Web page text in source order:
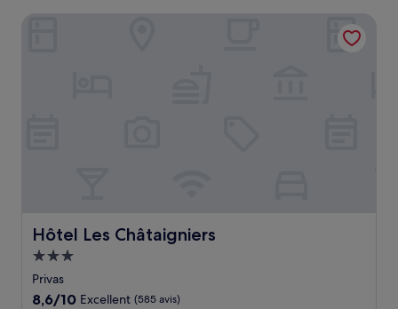
Hôtel Les Châtaigniers
Hôtel Les Châtaigniers
Hébergement
3.0 étoiles
Privas
8.6
8,6/10 Excellent (585 avis)